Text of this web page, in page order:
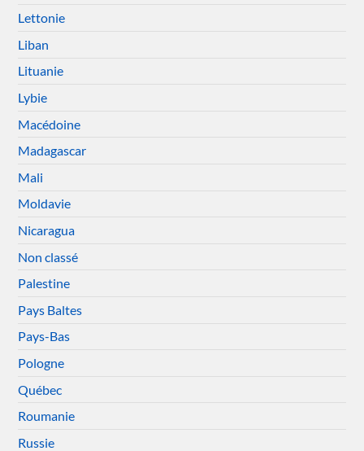
Lettonie
Liban
Lituanie
Lybie
Macédoine
Madagascar
Mali
Moldavie
Nicaragua
Non classé
Palestine
Pays Baltes
Pays-Bas
Pologne
Québec
Roumanie
Russie